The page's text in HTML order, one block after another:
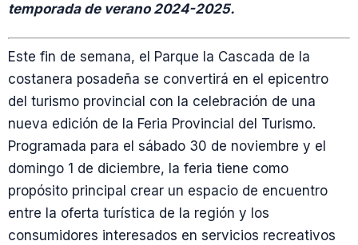
temporada de verano 2024-2025.
Este fin de semana, el Parque la Cascada de la
costanera posadeña se convertirá en el epicentro
del turismo provincial con la celebración de una
nueva edición de la Feria Provincial del Turismo.
Programada para el sábado 30 de noviembre y el
domingo 1 de diciembre, la feria tiene como
propósito principal crear un espacio de encuentro
entre la oferta turística de la región y los
consumidores interesados en servicios recreativos